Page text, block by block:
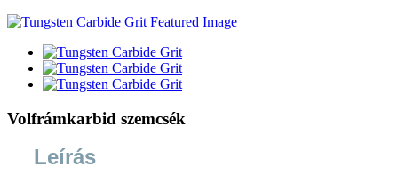
Volfrámkarbid szemcsék
Leírás